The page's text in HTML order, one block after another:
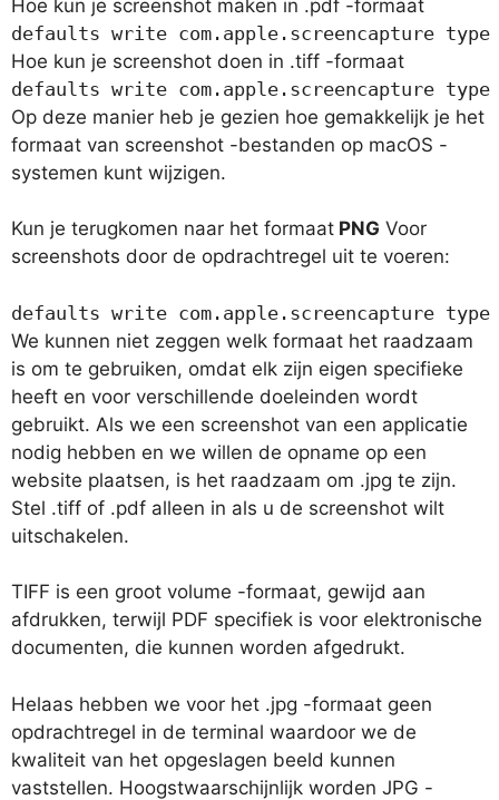
Hoe kun je screenshot maken in .pdf -formaat
defaults write com.apple.screencapture
Hoe kun je screenshot doen in .tiff -formaat
defaults write com.apple.screencapture
Op deze manier heb je gezien hoe gemakkelijk je het
formaat van screenshot -bestanden op macOS -
systemen kunt wijzigen.
Kun je terugkomen naar het formaat PNG Voor
screenshots door de opdrachtregel uit te voeren:
defaults write com.apple.screencapture
We kunnen niet zeggen welk formaat het raadzaam
is om te gebruiken, omdat elk zijn eigen specifieke
heeft en voor verschillende doeleinden wordt
gebruikt. Als we een screenshot van een applicatie
nodig hebben en we willen de opname op een
website plaatsen, is het raadzaam om .jpg te zijn.
Stel .tiff of .pdf alleen in als u de screenshot wilt
uitschakelen.
TIFF is een groot volume -formaat, gewijd aan
afdrukken, terwijl PDF specifiek is voor elektronische
documenten, die kunnen worden afgedrukt.
Helaas hebben we voor het .jpg -formaat geen
opdrachtregel in de terminal waardoor we de
kwaliteit van het opgeslagen beeld kunnen
vaststellen. Hoogstwaarschijnlijk worden JPG -